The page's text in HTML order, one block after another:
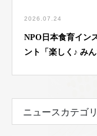
2026.07.24
NPO日本食育イン
ント「楽しく♪ み
ニュースカテゴ